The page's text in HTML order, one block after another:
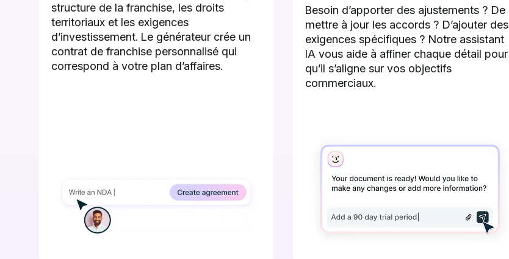
structure de la franchise, les droits
territoriaux et les exigences
d’investissement. Le générateur crée un
contrat de franchise personnalisé qui
correspond à votre plan d’affaires.
Besoin d’apporter des ajustements ? De
mettre à jour les accords ? D’ajouter des
exigences spécifiques ? Notre assistant
IA vous aide à affiner chaque détail pour
qu’il s’aligne sur vos objectifs
commerciaux.